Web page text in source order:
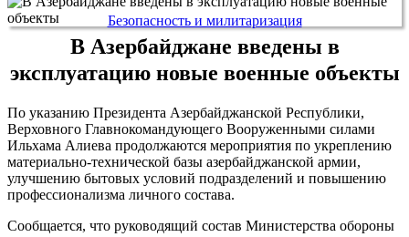
Безопасность и милитаризация
В Азербайджане введены в
эксплуатацию новые военные объекты
По указанию Президента Азербайджанской Республики,
Верховного Главнокомандующего Вооруженными силами
Ильхама Алиева продолжаются мероприятия по укреплению
материально-технической базы азербайджанской армии,
улучшению бытовых условий подразделений и повышению
профессионализма личного состава.
Сообщается, что руководящий состав Министерства обороны